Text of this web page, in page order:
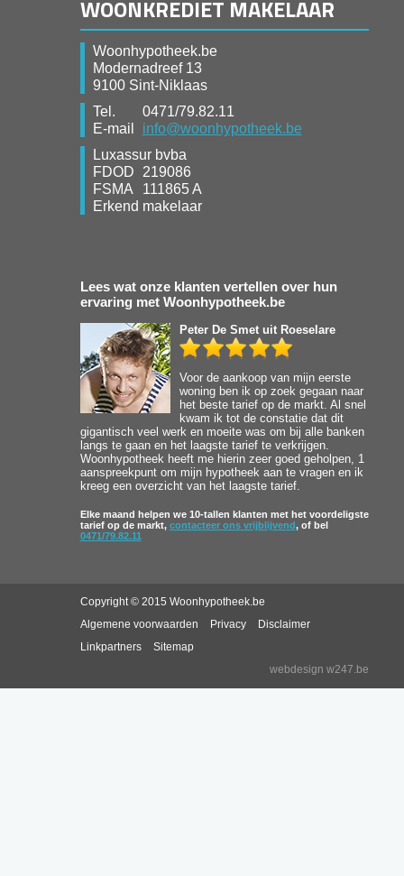
WOONKREDIET MAKELAAR
Woonhypotheek.be
Modernadreef 13
9100 Sint-Niklaas
Tel.
0471/79.82.11
E-mail
info@woonhypotheek.be
Luxassur bvba
FDOD
219086
FSMA
111865 A
Erkend makelaar
Lees wat onze klanten vertellen over hun
ervaring met Woonhypotheek.be
Peter De Smetuit Roeselare
Voor de aankoop van mijn eerste
woning ben ik op zoek gegaan naar
het beste tarief op de markt. Al snel
kwam ik tot de constatie dat dit
gigantisch veel werk en moeite was om bij alle banken
langs te gaan en het laagste tarief te verkrijgen.
Woonhypotheek heeft me hierin zeer goed geholpen, 1
aanspreekpunt om mijn hypotheek aan te vragen en ik
kreeg een overzicht van het laagste tarief.
Elke maand helpen we 10-tallen klanten met het voordeligste
tarief op de markt, contacteer ons vrijblijvend, of bel
0471/79.82.11
Copyright © 2015 Woonhypotheek.be
Algemene voorwaarden
Privacy
Disclaimer
Linkpartners
Sitemap
webdesign w247.be